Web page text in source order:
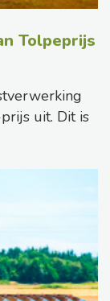
Tolpeprijs
uit. Dit is